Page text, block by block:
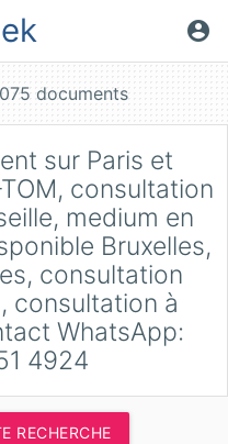
account_circle
sur Paris et
consultation
medium en
Bruxelles,
consultation
consultation à
WhatsApp:
4924
RECHERCHE